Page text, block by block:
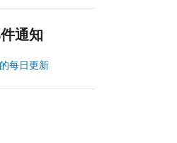
通知
每日更新